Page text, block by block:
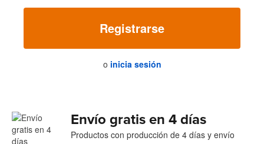
Registrarse
o inicia sesión
Envío gratis en 4 días
Productos con producción de 4 días y envío